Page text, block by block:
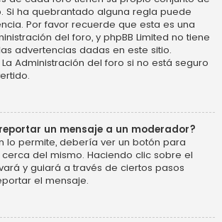
Si ha quebrantado alguna regla puede
Por favor recuerde que esta es una
del foro, y phpBB Limited no tiene
advertencias dadas en este sitio.
Administración del foro si no está seguro
un mensaje a un moderador?
lo permite, debería ver un botón para
del mismo. Haciendo clic sobre el
y guiará a través de ciertos pasos
el mensaje.